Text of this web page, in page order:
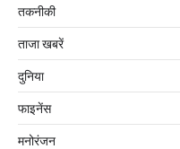
तकनीकी
ताजा खबरें
दुनिया
फाइनेंस
मनोरंजन